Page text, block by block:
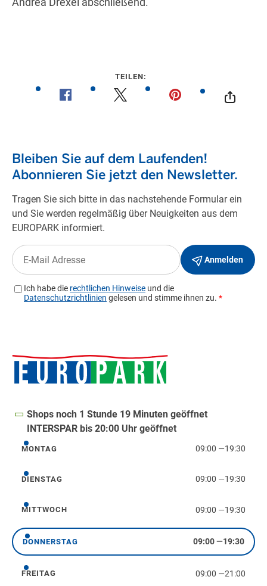
TEILEN:
Shops noch 1 Stunde 19 Minuten geöffnet
INTERSPAR bis 20:00 Uhr geöffnet
Montag
MONTAG 09:00 —19:30
Dienstag
DIENSTAG 09:00 —19:30
Mittwoch
MITTWOCH 09:00 —19:30
Donnerstag
DONNERSTAG 09:00—19:30
Freitag
FREITAG 09:00 —21:00